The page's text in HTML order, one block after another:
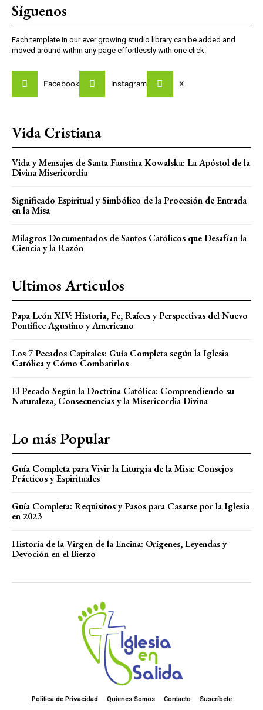
Síguenos
Each template in our ever growing studio library can be added and
moved around within any page effortlessly with one click.
Facebook Instagram X
Vida Cristiana
Vida y Mensajes de Santa Faustina Kowalska: La Apóstol de la
Divina Misericordia
Significado Espiritual y Simbólico de la Procesión de Entrada
en la Misa
Milagros Documentados de Santos Católicos que Desafían la
Ciencia y la Razón
Ultimos Articulos
Papa León XIV: Historia, Fe, Raíces y Perspectivas del Nuevo
Pontífice Agustino y Americano
Los 7 Pecados Capitales: Guía Completa según la Iglesia
Católica y Cómo Combatirlos
El Pecado Según la Doctrina Católica: Comprendiendo su
Naturaleza, Consecuencias y la Misericordia Divina
Lo más Popular
Guía Completa para Vivir la Liturgia de la Misa: Consejos
Prácticos y Espirituales
Guía Completa: Requisitos y Pasos para Casarse por la Iglesia
en 2023
Historia de la Virgen de la Encina: Orígenes, Leyendas y
Devoción en el Bierzo
Politica de Privacidad Quienes Somos Contacto Suscríbete